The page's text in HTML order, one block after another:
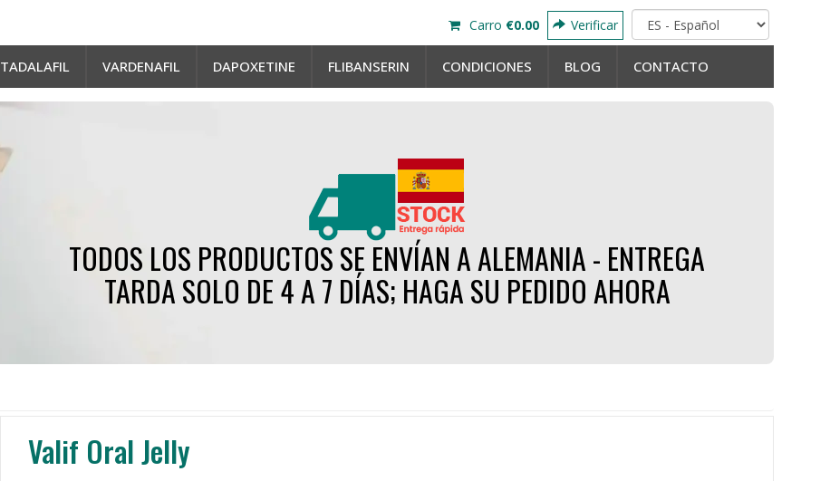
Carro €0.00 Verificar
TADALAFIL VARDENAFIL DAPOXETINE FLIBANSERIN CONDICIONES BLOG CONTACTO
TODOS LOS PRODUCTOS SE ENVÍAN A ALEMANIA - ENTREGA
TARDA SOLO DE 4 A 7 DÍAS; HAGA SU PEDIDO AHORA
Valif Oral Jelly